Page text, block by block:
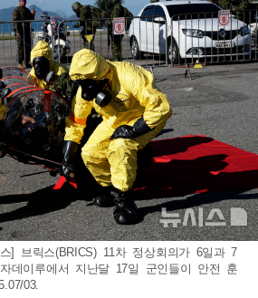
] 브릭스(BRICS) 11차 정상회의가 6일과 7
데이루에서 지난달 17일 군인들이 안전 훈
03.